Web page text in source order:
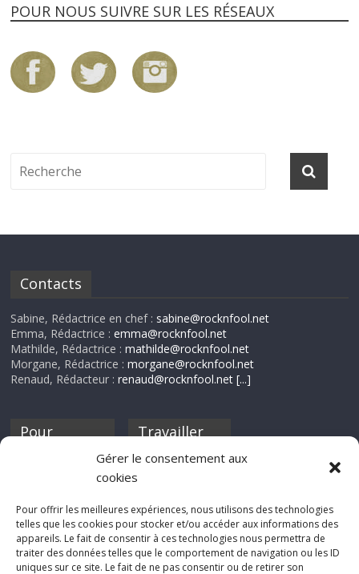
Gérer le consentement aux
cookies
Pour offrir les meilleures expériences, nous utilisons des technologies
telles que les cookies pour stocker et/ou accéder aux informations des
appareils. Le fait de consentir à ces technologies nous permettra de
traiter des données telles que le comportement de navigation ou les ID
uniques sur ce site. Le fait de ne pas consentir ou de retirer son
POUR NOUS SUIVRE SUR LES RÉSEAUX
Contacts
Sabine, Rédactrice en chef : sabine@rocknfool.net
Emma, Rédactrice :emma@rocknfool.net
Mathilde, Rédactrice :mathilde@rocknfool.net
Morgane, Rédactrice :morgane@rocknfool.net
Renaud, Rédacteur :renaud@rocknfool.net [...]
Pour
discothèque
Travailler
Si tu souhaites
Rocknfool, n'hésite
pas à nous envoyer
tes chroniques de
concerts, de films,